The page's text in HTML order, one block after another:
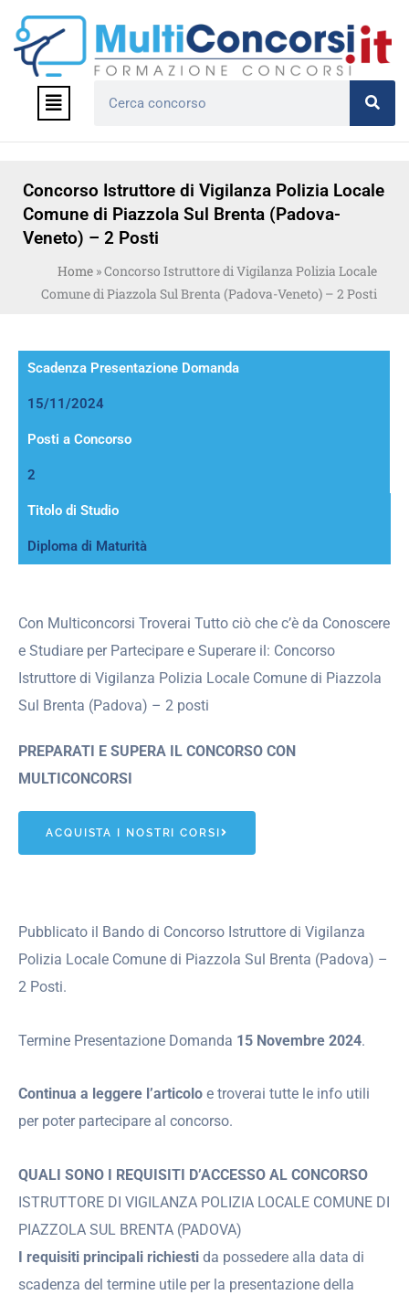
contenuto
Menu
Concorso Istruttore di Vigilanza Polizia Locale
Comune di Piazzola Sul Brenta (Padova-
Veneto) – 2 Posti
Home »Concorso Istruttore di Vigilanza Polizia Locale
Comune di Piazzola Sul Brenta (Padova-Veneto) – 2 Posti
Scadenza Presentazione Domanda
15/11/2024
Posti a Concorso
2
Titolo di Studio
Diploma di Maturità
Con Multiconcorsi Troverai Tutto ciò che c’è da Conoscere
e Studiare per Partecipare e Superare il: Concorso
Istruttore di Vigilanza Polizia Locale Comune di Piazzola
Sul Brenta (Padova) – 2 posti
PREPARATI E SUPERA IL CONCORSO CON
MULTICONCORSI
ACQUISTA I NOSTRI CORSI
Pubblicato il Bando di Concorso Istruttore di Vigilanza
Polizia Locale Comune di Piazzola Sul Brenta (Padova) –
2 Posti.
Termine Presentazione Domanda 15 Novembre 2024.
Continua a leggere l’articolo e troverai tutte le info utili
per poter partecipare al concorso.
QUALI SONO I REQUISITI D’ACCESSO AL CONCORSO
ISTRUTTORE DI VIGILANZA POLIZIA LOCALE COMUNE DI
PIAZZOLA SUL BRENTA (PADOVA)
I requisiti principali richiesti da possedere alla data di
scadenza del termine utile per la presentazione della